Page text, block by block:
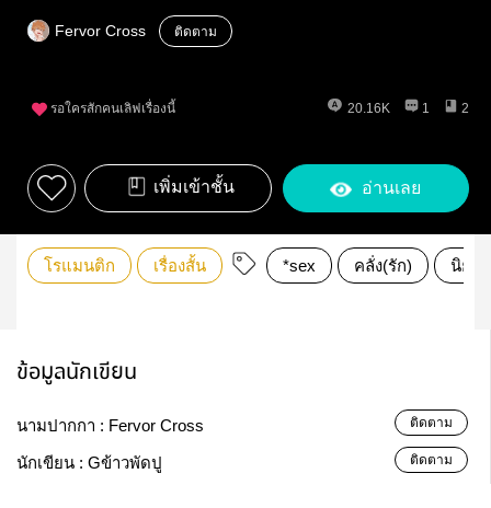
Fervor Cross ติดตาม
รอใครสักคนเลิฟเรื่องนี้ 20.16K 1 2
เพิ่มเข้าชั้น อ่านเลย
โรแมนติก เรื่องสั้น *sex คลั่ง(รัก) นิยา
ข้อมูลนักเขียน
นามปากกา : Fervor Cross ติดตาม
นักเขียน : Gข้าวพัดปู ติดตาม